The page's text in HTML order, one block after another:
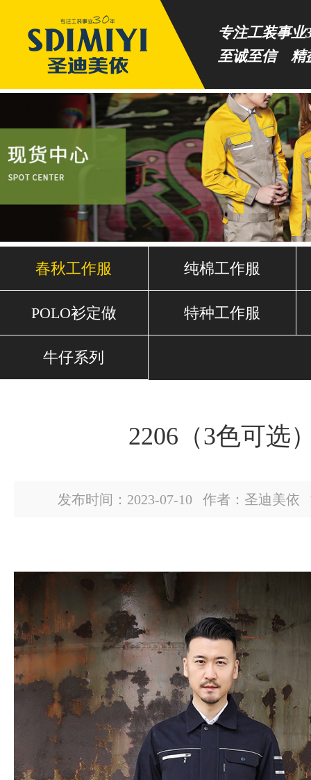
专注工装事业
至诚至信 精
春秋工作服 纯棉工作服
POLO衫定做 特种工作服
牛仔系列
2206（3色可选
发布时间：2023-07-10 作者：圣迪美依